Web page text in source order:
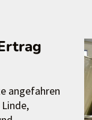
angefahren